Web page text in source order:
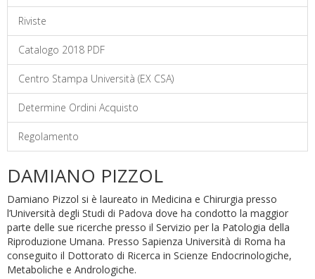
Riviste
Catalogo 2018 PDF
Centro Stampa Università (EX CSA)
Determine Ordini Acquisto
Regolamento
DAMIANO PIZZOL
Damiano Pizzol si è laureato in Medicina e Chirurgia presso
l’Università degli Studi di Padova dove ha condotto la maggior
parte delle sue ricerche presso il Servizio per la Patologia della
Riproduzione Umana. Presso Sapienza Università di Roma ha
conseguito il Dottorato di Ricerca in Scienze Endocrinologiche,
Metaboliche e Andrologiche.